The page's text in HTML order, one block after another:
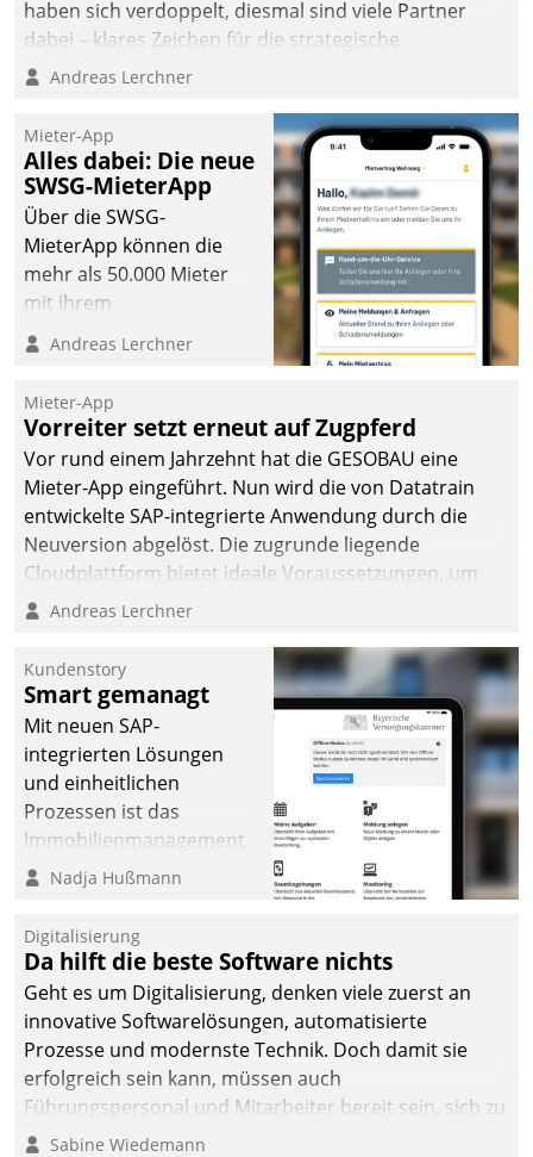
haben sich verdoppelt, diesmal sind viele Partner
dabei – klares Zeichen für die strategische
Fokussierung auf den Kunden.
Andreas Lerchner
Mieter-App
Alles dabei: Die neue
SWSG-MieterApp
Über die SWSG-
MieterApp können die
mehr als 50.000 Mieter
mit ihrem
Wohnungsunternehmen
kommunizieren, auf dem
einsehen und ändern
oder
Schadensmeldungen
abgeben – rund um die
Uhr.
Andreas Lerchner
Mieter-App
Vorreiter setzt erneut auf Zugpferd
Vor rund einem Jahrzehnt hat die GESOBAU eine
Mieter-App eingeführt. Nun wird die von Datatrain
entwickelte SAP-integrierte Anwendung durch die
Neuversion abgelöst. Die zugrunde liegende
Cloudplattform bietet ideale Voraussetzungen, um
die Funktionalität der App zu erweitern und weitere
integrieren.
Andreas Lerchner
Kundenstory
Smart gemanagt
Mit neuen SAP-
integrierten Lösungen
und einheitlichen
Prozessen ist das
Immobilienmanagement
der Bayerischen
Ressort Kapitalanlage für
künftige Aufgaben und
Herausforderungen
gerüstet.
Nadja Hußmann
Digitalisierung
Da hilft die beste Software nichts
Geht es um Digitalisierung, denken viele zuerst an
innovative Softwarelösungen, automatisierte
Prozesse und modernste Technik. Doch damit sie
erfolgreich sein kann, müssen auch
Führungspersonal und Mitarbeiter bereit sein, sich zu
verändern und anzupassen, sonst werden sie an ihr
Sabine Wiedemann